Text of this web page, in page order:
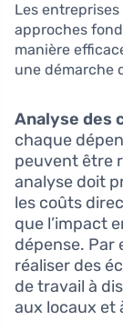
Les
approches
manière
une démarche
Analyse des
chaque
peuvent être
analyse doit
les coûts
que l’impact
dépense. Par
réaliser des
de travail à
aux locaux et